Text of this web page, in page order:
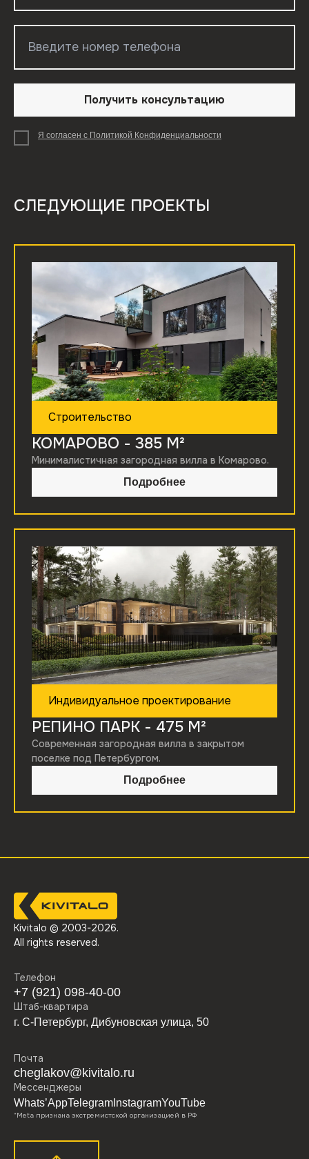
Получить консультацию
Я согласен с Политикой Конфиденциальности
СЛЕДУЮЩИЕ ПРОЕКТЫ
Строительство
КОМАРОВО - 385 М²
Минималистичная загородная вилла в Комарово.
Подробнее
Индивидуальное проектирование
РЕПИНО ПАРК - 475 М²
Современная загородная вилла в закрытом
поселке под Петербургом.
Подробнее
Kivitalo © 2003-2026.
All rights reserved.
Телефон
+7 (921) 098-40-00
Штаб-квартира
г. С-Петербург, Дибуновская улица, 50
Почта
cheglakov@kivitalo.ru
Мессенджеры
Whats’AppTelegram InstagramYouTube
*Meta признана экстремистской организацией в РФ